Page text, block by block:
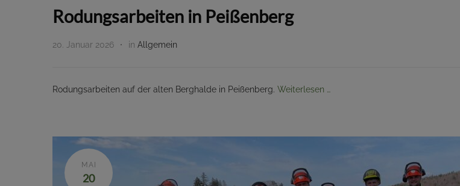
Rodungsarbeiten in Peißenberg
20. Januar 2026 in Allgemein
Rodungsarbeiten auf der alten Berghalde in Peißenberg. Weiterlesen …
MAI
20